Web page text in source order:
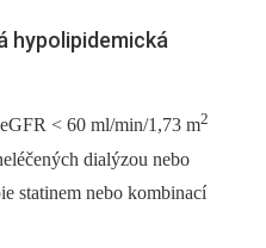
hypolipidemická
< 60 ml/min/1,73 m2
dialýzou nebo
statinem nebo kombinací